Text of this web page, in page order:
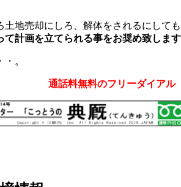
地売却にしろ、解体をされるにして
て計画を立てられる事をお奨め致しま
。
通話料無料のフリーダイアル